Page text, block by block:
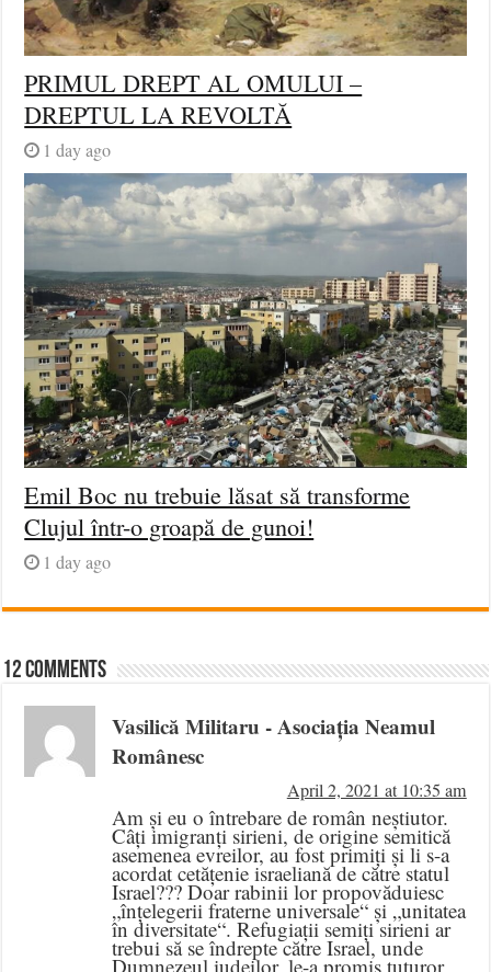
PRIMUL DREPT AL OMULUI –
DREPTUL LA REVOLTĂ
1 day ago
Emil Boc nu trebuie lăsat să transforme
Clujul într-o groapă de gunoi!
1 day ago
12 comments
Vasilică Militaru - Asociația Neamul
Românesc
April 2, 2021 at 10:35 am
Am și eu o întrebare de român neștiutor.
Câți imigranți sirieni, de origine semitică
asemenea evreilor, au fost primiți și li s-a
acordat cetățenie israeliană de către statul
Israel??? Doar rabinii lor propovăduiesc
„înțelegerii fraterne universale“ și „unitatea
în diversitate“. Refugiații semiți sirieni ar
trebui să se îndrepte către Israel, unde
Dumnezeul iudeilor, le-a promis tuturor